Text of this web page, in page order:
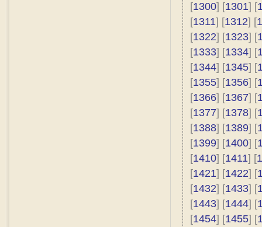
[1300] [1301] [
[1311] [1312] [
[1322] [1323] [
[1333] [1334] [
[1344] [1345] [
[1355] [1356] [
[1366] [1367] [
[1377] [1378] [
[1388] [1389] [
[1399] [1400] [
[1410] [1411] [
[1421] [1422] [
[1432] [1433] [
[1443] [1444] [
[1454] [1455] [